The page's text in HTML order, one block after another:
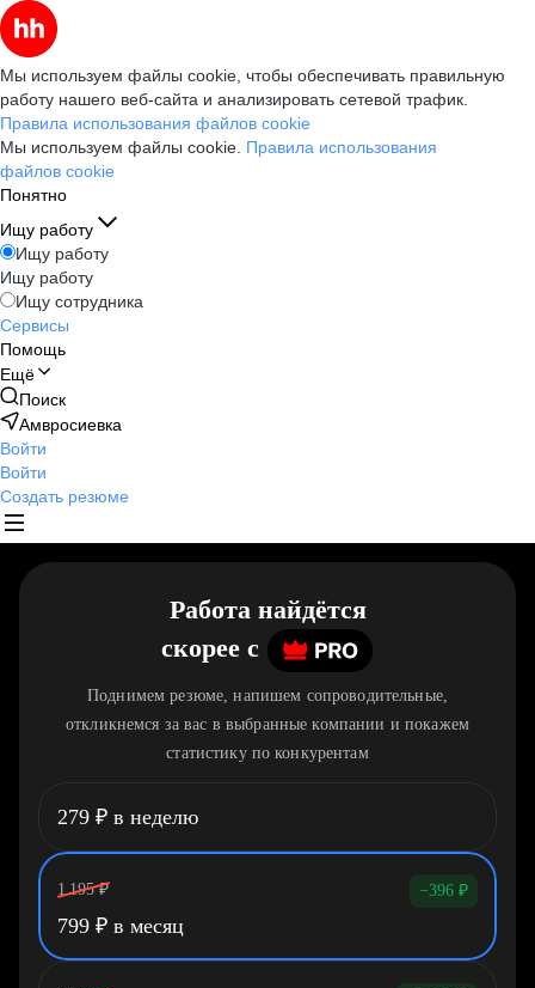
Мы используем файлы cookie, чтобы обеспечивать правильную
работу нашего веб-сайта и анализировать сетевой трафик.
Правила использования файлов cookie
Мы используем файлы cookie. Правила использования
файлов cookie
Понятно
Ищу работу
Ищу работу
Ищу работу
Ищу сотрудника
Сервисы
Помощь
Ещё
Поиск
Амвросиевка
Войти
Войти
Создать резюме
Работа найдётся
скорее c
Поднимем резюме, напишем сопроводительные,
откликнемся за вас в выбранные компании и покажем
статистику по конкурентам
279 ₽ в неделю
1 195 ₽ −396 ₽
799 ₽ в месяц